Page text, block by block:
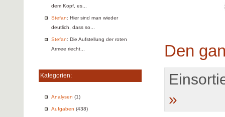
dem Kopf, es...
Stefan: Hier sind man wieder
deutlich, dass so...
Stefan: Die Aufstellung der roten
Armee riecht...
Kategorien:
Analysen (1)
Aufgaben (438)
Den
»